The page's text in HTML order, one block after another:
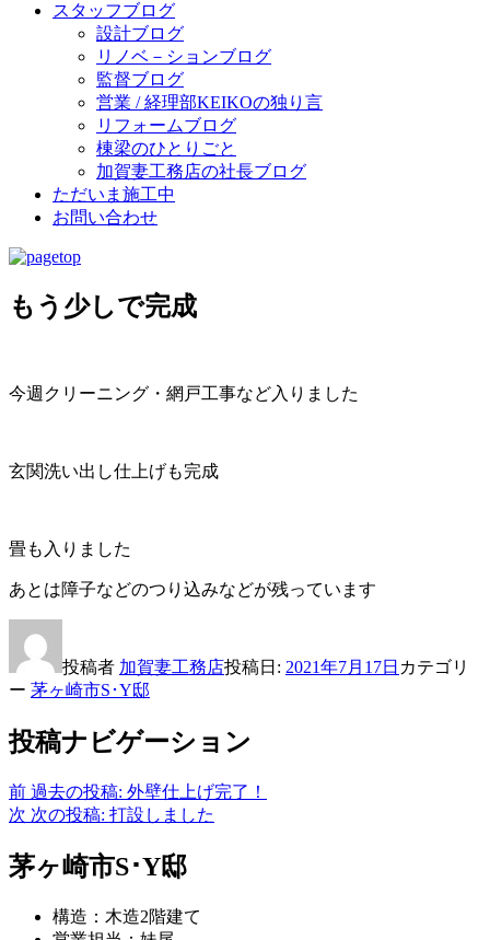
スタッフブログ
設計ブログ
リノベ－ションブログ
監督ブログ
営業 / 経理部KEIKOの独り言
リフォームブログ
棟梁のひとりごと
加賀妻工務店の社長ブログ
ただいま施工中
お問い合わせ
もう少しで完成
今週クリーニング・網戸工事など入りました
玄関洗い出し仕上げも完成
畳も入りました
あとは障子などのつり込みなどが残っています
投稿者 加賀妻工務店投稿日: 2021年7月17日 カテゴリ
ー 茅ヶ崎市S･Y邸
投稿ナビゲーション
前 過去の投稿: 外壁仕上げ完了！
次 次の投稿: 打設しました
茅ヶ崎市S･Y邸
構造：木造2階建て